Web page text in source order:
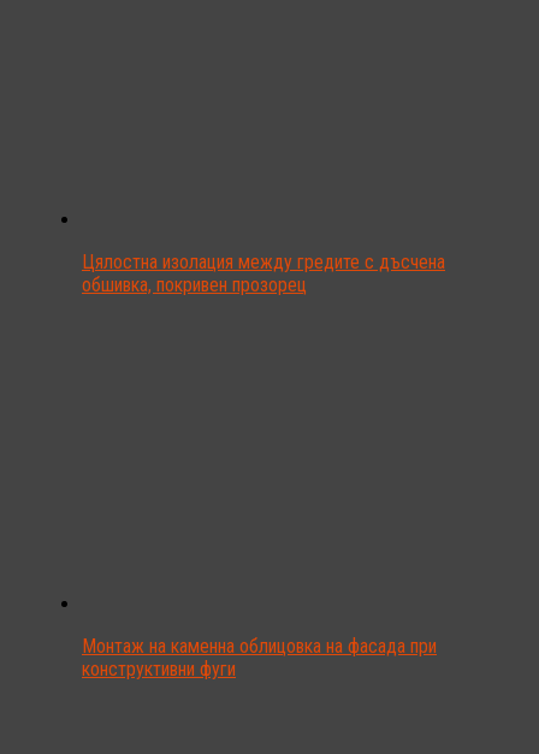
Цялостна изолация между гредите с дъсчена
обшивка, покривен прозорец
Монтаж на каменна облицовка на фасада при
конструктивни фуги